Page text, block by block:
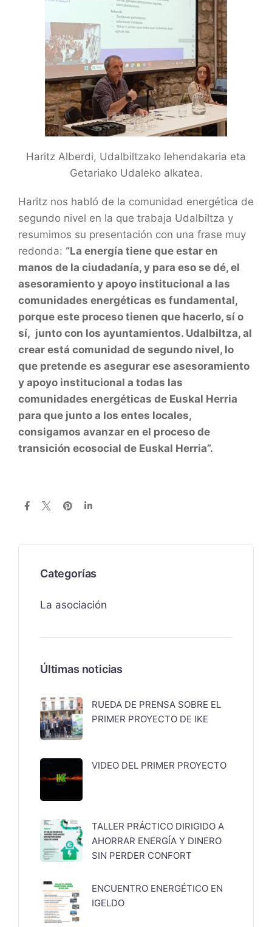
Haritz Alberdi, Udalbiltzako lehendakaria eta
Getariako Udaleko alkatea.
Haritz nos habló de la comunidad energética de
segundo nivel en la que trabaja Udalbiltza y
resumimos su presentación con una frase muy
redonda: “La energía tiene que estar en
manos de la ciudadanía, y para eso se dé, el
asesoramiento y apoyo institucional a las
comunidades energéticas es fundamental,
porque este proceso tienen que hacerlo, sí o
sí, junto con los ayuntamientos. Udalbiltza, al
crear está comunidad de segundo nivel, lo
que pretende es asegurar ese asesoramiento
y apoyo institucional a todas las
comunidades energéticas de Euskal Herria
para que junto a los entes locales,
consigamos avanzar en el proceso de
transición ecosocial de Euskal Herria”.
Categorías
La asociación
Últimas noticias
RUEDA DE PRENSA SOBRE EL
PRIMER PROYECTO DE IKE
VIDEO DEL PRIMER PROYECTO
TALLER PRÁCTICO DIRIGIDO A
AHORRAR ENERGÍA Y DINERO
SIN PERDER CONFORT
ENCUENTRO ENERGÉTICO EN
IGELDO